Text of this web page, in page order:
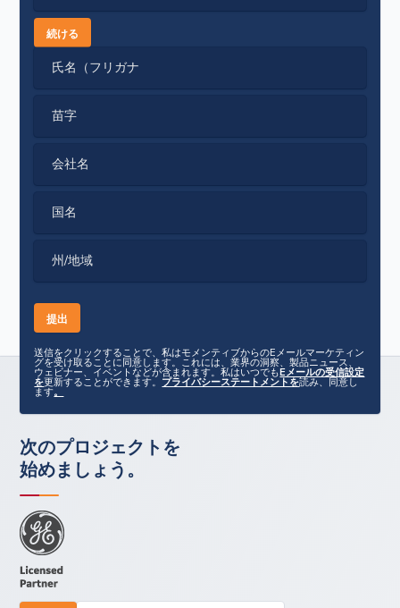
続ける
氏名（フリガナ
苗字
会社名
国名
州/地域
送信をクリックすることで、私はモメンティブからのEメールマーケティン
グを受け取ることに同意します。これには、業界の洞察、製品ニュース、
ウェビナー、イベントなどが含まれます。私はいつでもEメールの受信設定
を更新することができます。 プライバシーステートメントを読み、同意し
ます。
次のプロジェクトを
始めましょう。